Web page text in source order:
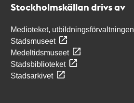
Stockholmskällan drivs av
Medioteket, utbildningsförvaltningen
Stadsmuseet
Medeltidsmuseet
Stadsbiblioteket
Stadsarkivet